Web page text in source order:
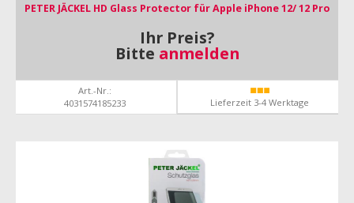
PETER JÄCKEL HD Glass Protector für Apple iPhone 12/ 12 Pro
Ihr Preis?
Bitte anmelden
Art.-Nr.:
4031574185233
Lieferzeit 3-4 Werktage